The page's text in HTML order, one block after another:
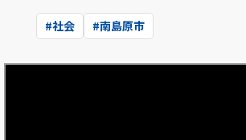
#社会 #南島原市